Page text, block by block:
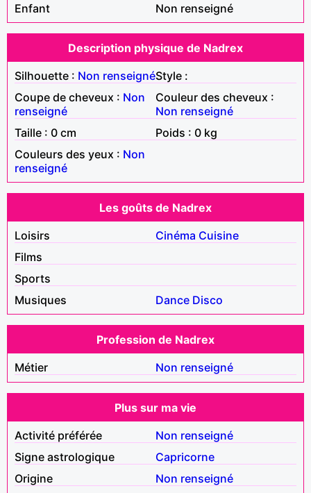
Enfant
Non renseigné
Description physique de Nadrex
Silhouette : Non renseignéStyle :
Coupe de cheveux : Non
renseigné
Couleur des cheveux :
Non renseigné
Taille : 0 cm
Poids : 0 kg
Couleurs des yeux : Non
renseigné
Les goûts de Nadrex
Loisirs
Cinéma Cuisine
Films
Sports
Musiques
Dance Disco
Profession de Nadrex
Métier
Non renseigné
Plus sur ma vie
Activité préférée
Non renseigné
Signe astrologique
Capricorne
Origine
Non renseigné